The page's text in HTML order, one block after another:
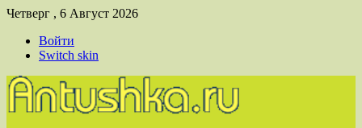
Четверг , 6 Август 2026
Войти
Switch skin